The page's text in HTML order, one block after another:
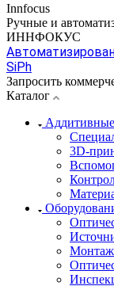
Innfocus
Ручные и
ИННФОКУС
SiPh
Запросить
Каталог
3D-
Монтаж